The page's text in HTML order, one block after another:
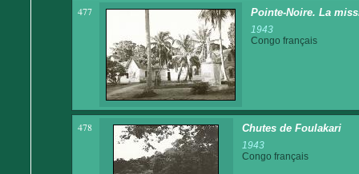
477 Pointe-Noire. La
1943
Congo français
478 Chutes de Foulakari
1943
Congo français